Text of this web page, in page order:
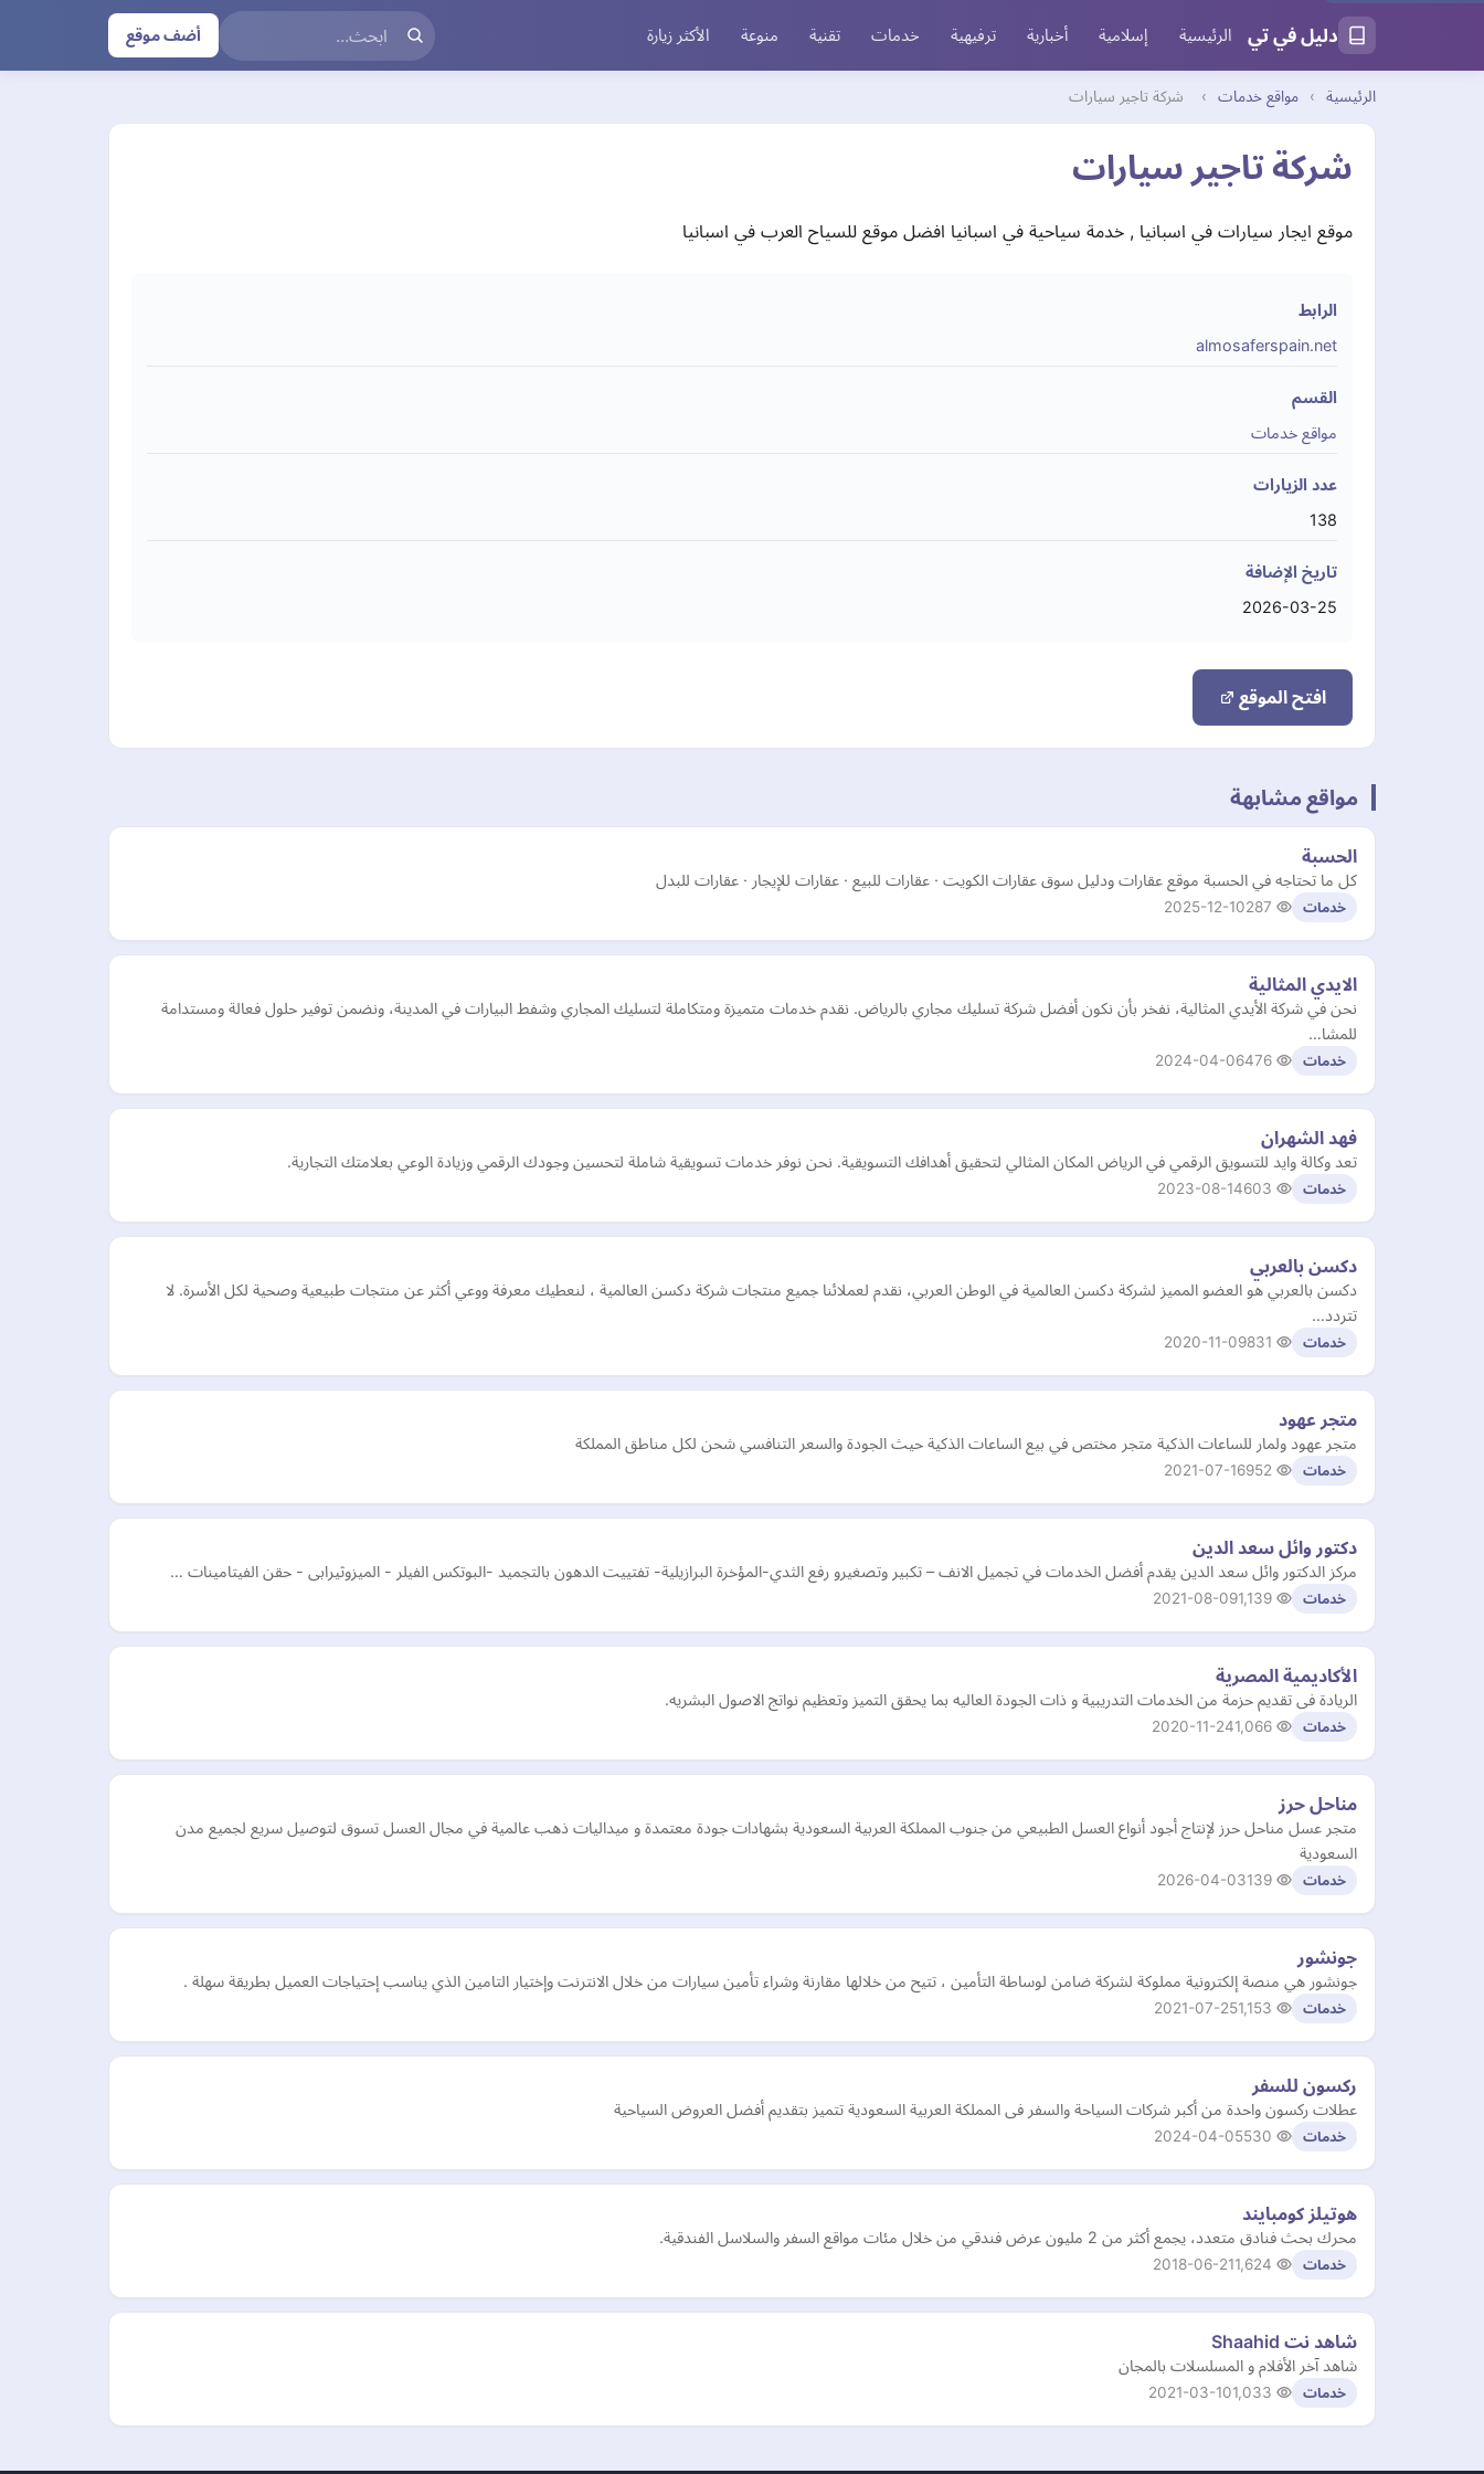
دليل في تي الرئيسية إسلامية أخبارية ترفيهية خدمات تقنية منوعة الأكثر زيارة أضف موقع
الرئيسية › مواقع خدمات › شركة تاجير سيارات
شركة تاجير سيارات
موقع ايجار سيارات في اسبانيا , خدمة سياحية في اسبانيا افضل موقع للسياح العرب في اسبانيا
الرابط
almosaferspain.net
القسم
مواقع خدمات
عدد الزيارات
138
تاريخ الإضافة
2026-03-25
افتح الموقع
مواقع مشابهة
الحسبة
كل ما تحتاجه في الحسبة موقع عقارات ودليل سوق عقارات الكويت · عقارات للبيع · عقارات للإيجار · عقارات للبدل
خدمات 2025-12-10
الايدي المثالية
نحن في شركة الأيدي المثالية، نفخر بأن نكون أفضل شركة تسليك مجاري بالرياض. نقدم خدمات متميزة ومتكاملة لتسليك المجاري وشفط البيارات في المدينة، ونضمن توفير حلول فعالة ومستدامة
للمشا…
خدمات 2024-04-06
فهد الشهران
تعد وكالة وايد للتسويق الرقمي في الرياض المكان المثالي لتحقيق أهدافك التسويقية. نحن نوفر خدمات تسويقية شاملة لتحسين وجودك الرقمي وزيادة الوعي بعلامتك التجارية.
خدمات 2023-08-14
دكسن بالعربي
دكسن بالعربي هو العضو المميز لشركة دكسن العالمية في الوطن العربي، نقدم لعملائنا جميع منتجات شركة دكسن العالمية ، لنعطيك معرفة ووعي أكثر عن منتجات طبيعية وصحية لكل الأسرة. لا
تتردد…
خدمات 2020-11-09
متجر عهود
متجر عهود ولمار للساعات الذكية متجر مختص في بيع الساعات الذكية حيث الجودة والسعر التنافسي شحن لكل مناطق المملكة
خدمات 2021-07-16
دكتور وائل سعد الدين
مركز الدكتور وائل سعد الدين يقدم أفضل الخدمات في تجميل الانف – تكبير وتصغيرو رفع الثدي-المؤخرة البرازيلية- تفتييت الدهون بالتجميد -البوتكس الفيلر - الميزوثيرابى - حقن الفيتامينات …
خدمات 2021-08-09
الأكاديمية المصرية
الريادة فى تقديم حزمة من الخدمات التدريبية و ذات الجودة العاليه بما يحقق التميز وتعظيم نواتج الاصول البشريه.
خدمات 2020-11-24
مناحل حرز
متجر عسل مناحل حرز لإنتاج أجود أنواع العسل الطبيعي من جنوب المملكة العربية السعودية بشهادات جودة معتمدة و ميداليات ذهب عالمية في مجال العسل تسوق لتوصيل سريع لجميع مدن
السعودية
خدمات 2026-04-03
جونشور
جونشور هي منصة إلكترونية مملوكة لشركة ضامن لوساطة التأمين ، تتيح من خلالها مقارنة وشراء تأمين سيارات من خلال الانترنت وإختيار التامين الذي يناسب إحتياجات العميل بطريقة سهلة .
خدمات 2021-07-25
ركسون للسفر
عطلات ركسون واحدة من أكبر شركات السياحة والسفر فى المملكة العربية السعودية تتميز بتقديم أفضل العروض السياحية
خدمات 2024-04-05
هوتيلز كومبايند
محرك بحث فنادق متعدد، يجمع أكثر من 2 مليون عرض فندقي من خلال مئات مواقع السفر والسلاسل الفندقية.
خدمات 2018-06-21
شاهد نت Shaahid
شاهد آخر الأفلام و المسلسلات بالمجان
خدمات 2021-03-10